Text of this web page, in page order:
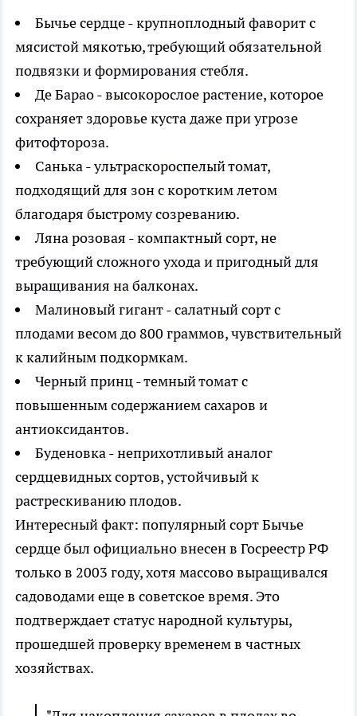
Бычье сердце - крупноплодный фаворит с
мясистой мякотью, требующий обязательной
подвязки и формирования стебля.
Де Барао - высокорослое растение, которое
сохраняет здоровье куста даже при угрозе
фитофтороза.
Санька - ультраскороспелый томат,
подходящий для зон с коротким летом
благодаря быстрому созреванию.
Ляна розовая - компактный сорт, не
требующий сложного ухода и пригодный для
выращивания на балконах.
Малиновый гигант - салатный сорт с
плодами весом до 800 граммов, чувствительный
к калийным подкормкам.
Черный принц - темный томат с
повышенным содержанием сахаров и
антиоксидантов.
Буденовка - неприхотливый аналог
сердцевидных сортов, устойчивый к
растрескиванию плодов.
Интересный факт: популярный сорт Бычье
сердце был официально внесен в Госреестр РФ
только в 2003 году, хотя массово выращивался
садоводами еще в советское время. Это
подтверждает статус народной культуры,
прошедшей проверку временем в частных
хозяйствах.